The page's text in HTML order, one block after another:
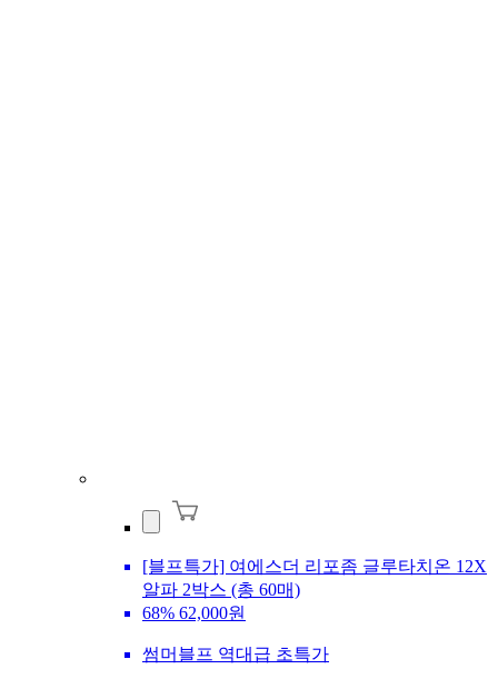
[블프특가] 여에스더 리포좀 글루타치온 12X
알파 2박스 (총 60매)
68% 62,000원
썸머블프 역대급 초특가